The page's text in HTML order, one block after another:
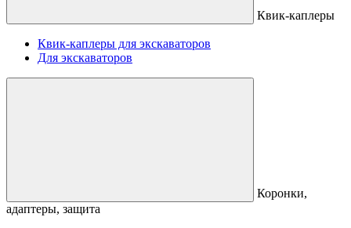
Квик-каплеры
Квик-каплеры для экскаваторов
Для экскаваторов
Коронки,
адаптеры, защита